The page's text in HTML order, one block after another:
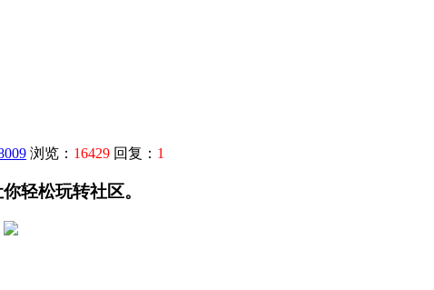
浏览： 16429 回复： 1
轻松玩转社区。